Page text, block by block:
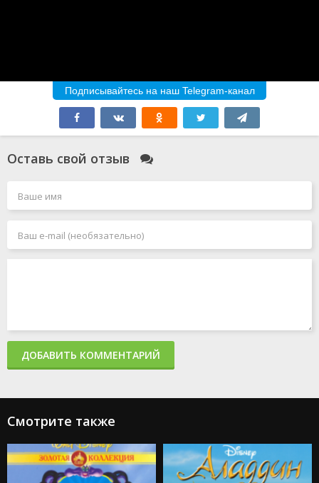
Подписывайтесь на наш Telegram-канал
Оставь свой отзыв
ДОБАВИТЬ КОММЕНТАРИЙ
Смотрите также